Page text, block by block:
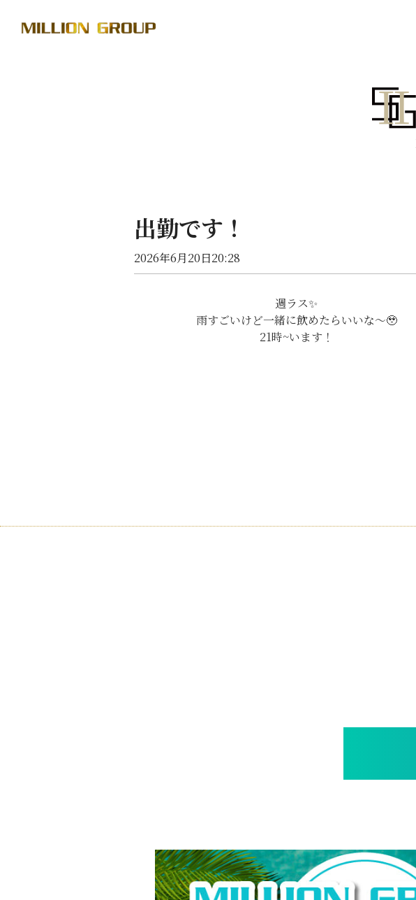
出勤です！
2026年6月20日20:28
週ラス✨
雨すごいけど一緒に飲めたらいいな〜🥹
21時~います！